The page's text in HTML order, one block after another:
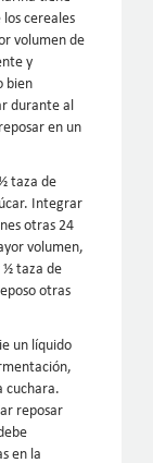
cereales
volumen de
y
bien
durante al
en un
taza de
Integrar
otras 24
volumen,
½ taza de
otras
un líquido
cuchara.
reposar
en la